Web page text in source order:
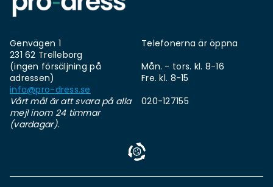
Genvägen 1
231 62 Trelleborg
(ingen försäljning på
adressen)
info@pro-dress.se
Vårt mål är att svara på alla
mejl inom 24 timmar
(vardagar).
Telefonerna är öppna
Mån. - tors. kl. 8-16
Fre. kl. 8-15
020-127155